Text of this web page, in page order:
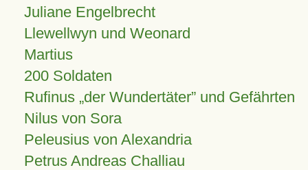
Juliane Engelbrecht
Llewellwyn und Weonard
Martius
200 Soldaten
Rufinus „der Wundertäter” und Gefährten
Nilus von Sora
Peleusius von Alexandria
Petrus Andreas Challiau